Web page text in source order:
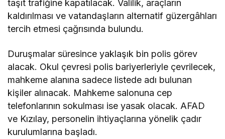
taşıt trafiğine kapatılacak. Valilik, araçların
kaldırılması ve vatandaşların alternatif güzergâhları
tercih etmesi çağrısında bulundu.
Duruşmalar süresince yaklaşık bin polis görev
alacak. Okul çevresi polis bariyerleriyle çevrilecek,
mahkeme alanına sadece listede adı bulunan
kişiler alınacak. Mahkeme salonuna cep
telefonlarının sokulması ise yasak olacak. AFAD
ve Kızılay, personelin ihtiyaçlarına yönelik çadır
kurulumlarına başladı.